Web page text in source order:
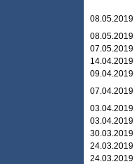
08.05.2019
08.05.2019
07.05.2019
14.04.2019
09.04.2019
07.04.2019
03.04.2019
03.04.2019
30.03.2019
24.03.2019
24.03.2019